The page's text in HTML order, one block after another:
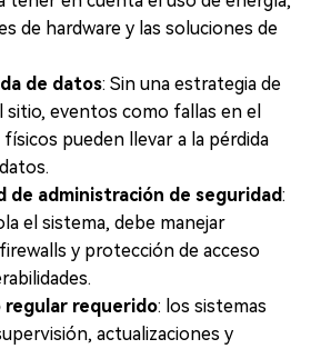
de hardware y las soluciones de
de datos: Sin una estrategia de
sitio, eventos como fallas en el
pueden llevar a la pérdida
de administración de seguridad:
el sistema, debe manejar
y protección de acceso
requerido: los sistemas
actualizaciones y